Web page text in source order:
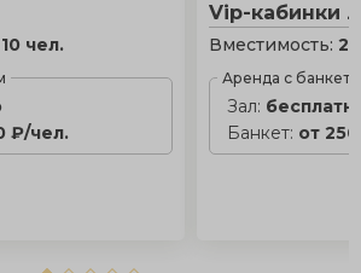
чел.
₽/чел.
Vip-кабинки
Вместимость:2
Аренда с
Зал:
Банкет: от